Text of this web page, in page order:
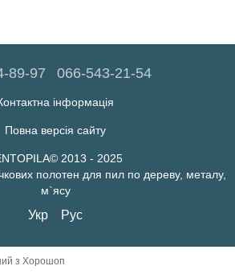
89-97 066-543-21-54
інформація
Повна версія сайту
2013 - 2025
полотен для пил по дереву, металу,
м`ясу
Укр Рус
з Хорошоп